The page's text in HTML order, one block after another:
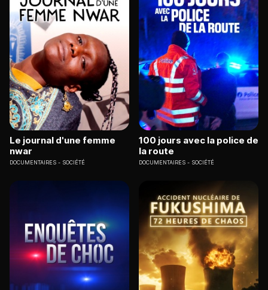
Le journal d'une femme
nwar
DOCUMENTAIRES SOCIÉTÉ
100 jours avec la police de
la route
DOCUMENTAIRES SOCIÉTÉ